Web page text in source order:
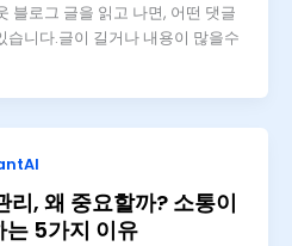
블로그 글을 읽고 나면, 어떤 댓글
습니다.글이 길거나 내용이 많을수
리, 왜 중요할까? 소통이
는 5가지 이유